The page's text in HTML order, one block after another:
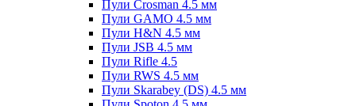
Пули Crosman 4.5 мм
Пули GAMO 4.5 мм
Пули H&N 4.5 мм
Пули JSB 4.5 мм
Пули Rifle 4.5
Пули RWS 4.5 мм
Пули Skarabey (DS) 4.5 мм